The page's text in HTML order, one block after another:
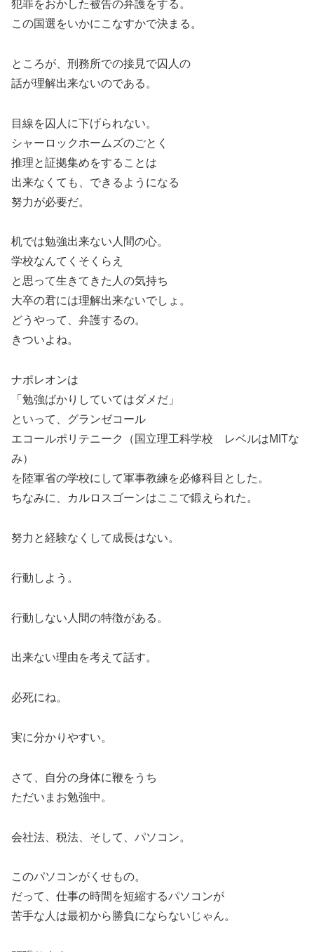
犯罪をおかした被告の弁護をする。
この国選をいかにこなすかで決まる。
ところが、刑務所での接見で囚人の
話が理解出来ないのである。
目線を囚人に下げられない。
シャーロックホームズのごとく
推理と証拠集めをすることは
出来なくても、できるようになる
努力が必要だ。
机では勉強出来ない人間の心。
学校なんてくそくらえ
と思って生きてきた人の気持ち
大卒の君には理解出来ないでしょ。
どうやって、弁護するの。
きついよね。
ナポレオンは
「勉強ばかりしていてはダメだ」
といって、グランゼコール
エコールポリテニーク（国立理工科学校 レベルはMITな
み）
を陸軍省の学校にして軍事教練を必修科目とした。
ちなみに、カルロスゴーンはここで鍛えられた。
努力と経験なくして成長はない。
行動しよう。
行動しない人間の特徴がある。
出来ない理由を考えて話す。
必死にね。
実に分かりやすい。
さて、自分の身体に鞭をうち
ただいまお勉強中。
会社法、税法、そして、パソコン。
このパソコンがくせもの。
だって、仕事の時間を短縮するパソコンが
苦手な人は最初から勝負にならないじゃん。